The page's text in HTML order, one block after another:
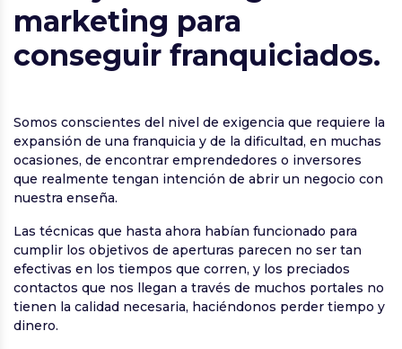
marketing para
conseguir franquiciados.
Somos conscientes del nivel de exigencia que requiere la
expansión de una franquicia y de la dificultad, en muchas
ocasiones, de encontrar emprendedores o inversores
que realmente tengan intención de abrir un negocio con
nuestra enseña.
Las técnicas que hasta ahora habían funcionado para
cumplir los objetivos de aperturas parecen no ser tan
efectivas en los tiempos que corren, y los preciados
contactos que nos llegan a través de muchos portales no
tienen la calidad necesaria, haciéndonos perder tiempo y
dinero.